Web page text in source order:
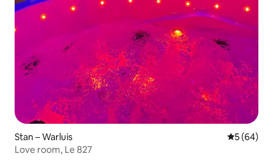
Stan – Warluis Prosječna
5 (64)
Love room, Le 827